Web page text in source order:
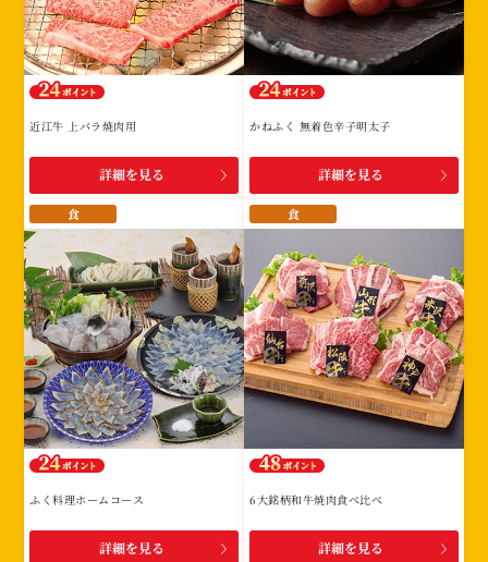
近江牛 上バラ焼肉用
詳細を見る
かねふく 無着色辛子明太子
詳細を見る
食
ふく料理ホームコース
詳細を見る
食
6大銘柄和牛焼肉食べ比べ
詳細を見る